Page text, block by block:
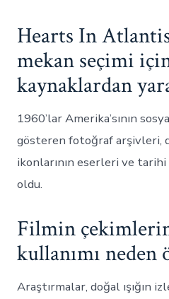
Hearts In
mekan seçimi
kaynaklardan
1960’lar Amerika’sının
gösteren fotoğraf arşivleri,
ikonlarının eserleri ve
oldu.
Filmin
kullanımı neden
Araştırmalar, doğal ışığın